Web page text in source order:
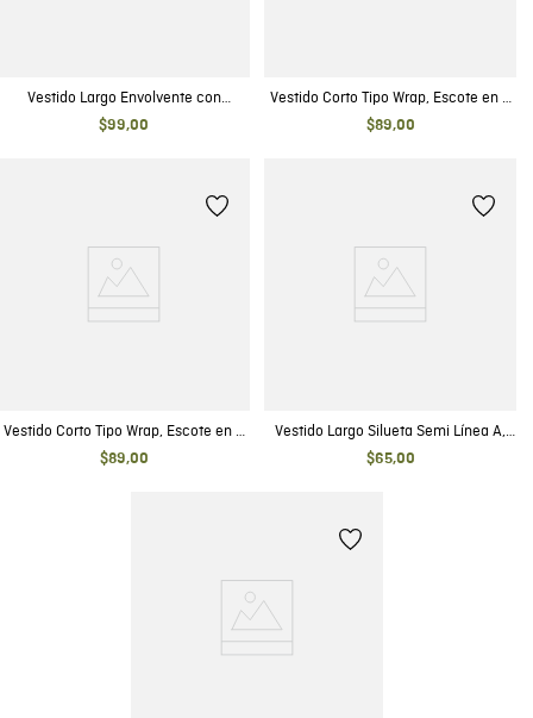
Vestido Largo Envolvente con
Estampado Maxi Print de Manchas
para Mujer
$99,00
Vestido Corto Tipo Wrap, Escote en V
Manga Larga - Textura Craquelada
$89,00
Vestido Corto Tipo Wrap, Escote en V
Manga Larga - Textura Craquelada
$89,00
Vestido Largo Silueta Semi Línea A,
Escote en V Cargaderas Amplias -
Anudado en Cuello y Espalda
$65,00